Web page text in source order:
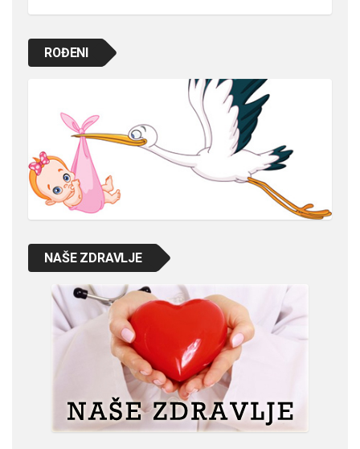
ROĐENI
NAŠE ZDRAVLJE